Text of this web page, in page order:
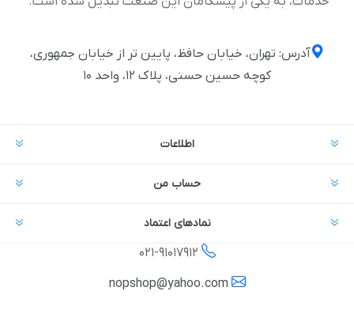
آدرس: تهران، خیابان حافظ، پایین تر از خیابان جمهوری،
کوچه حسین حسنی، پلاک ۱۲، واحد ۱۰
اطلاعات
حساب من
نمادهای اعتماد
021-91017912